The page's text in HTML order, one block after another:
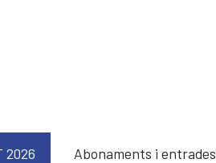
2026 Abonaments i entrades